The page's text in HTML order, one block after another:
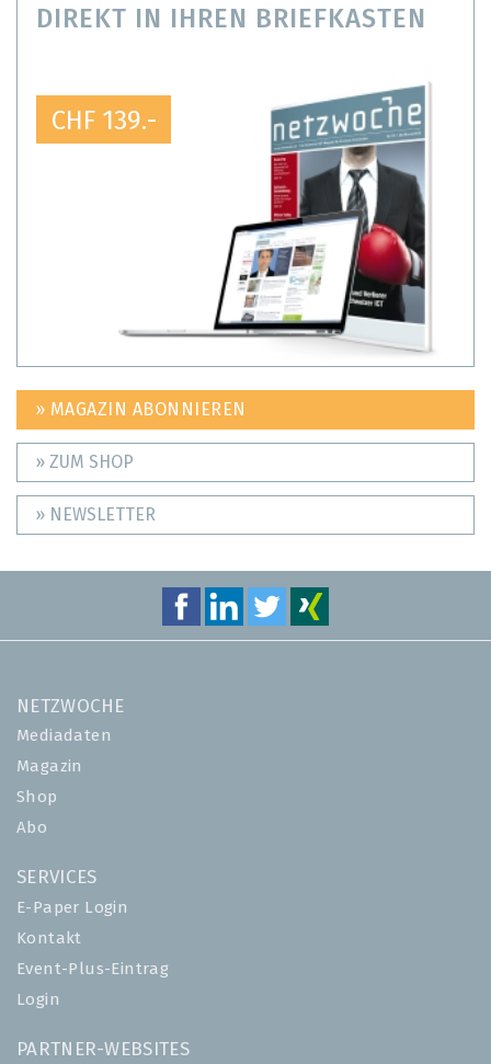
DIREKT IN IHREN BRIEFKASTEN
CHF 139.-
» MAGAZIN ABONNIEREN
» ZUM SHOP
» NEWSLETTER
NETZWOCHE
Mediadaten
Magazin
Shop
Abo
SERVICES
E-Paper Login
Kontakt
Event-Plus-Eintrag
Login
PARTNER-WEBSITES